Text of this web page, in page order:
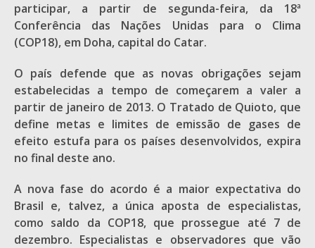
participar, a partir de segunda-feira, da 18ª
Conferência das Nações Unidas para o Clima
(COP18), em Doha, capital do Catar.
O país defende que as novas obrigações sejam
estabelecidas a tempo de começarem a valer a
partir de janeiro de 2013. O Tratado de Quioto, que
define metas e limites de emissão de gases de
efeito estufa para os países desenvolvidos, expira
no final deste ano.
A nova fase do acordo é a maior expectativa do
Brasil e, talvez, a única aposta de especialistas,
como saldo da COP18, que prossegue até 7 de
dezembro. Especialistas e observadores que vão